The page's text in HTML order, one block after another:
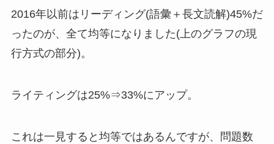
2016年以前はリーディング(語彙＋長文読解)45%だ
ったのが、全て均等になりました(上のグラフの現
行方式の部分)。
ライティングは25%⇒33%にアップ。
これは一見すると均等ではあるんですが、問題数